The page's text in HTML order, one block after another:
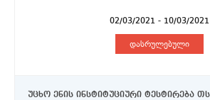
02/03/2021 - 10/03/2021
დასრულებული